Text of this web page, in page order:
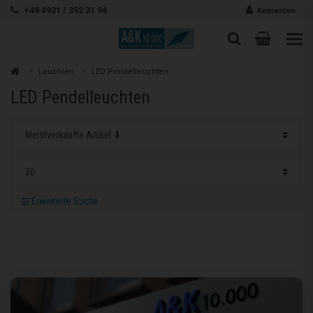
Zum Inhalt springen
+49 4921 / 392 31 94 Anmelden
Suche
Zur Leuchten LED Pendelleuchten
LED Pendelleuchten
Erweiterte Suche